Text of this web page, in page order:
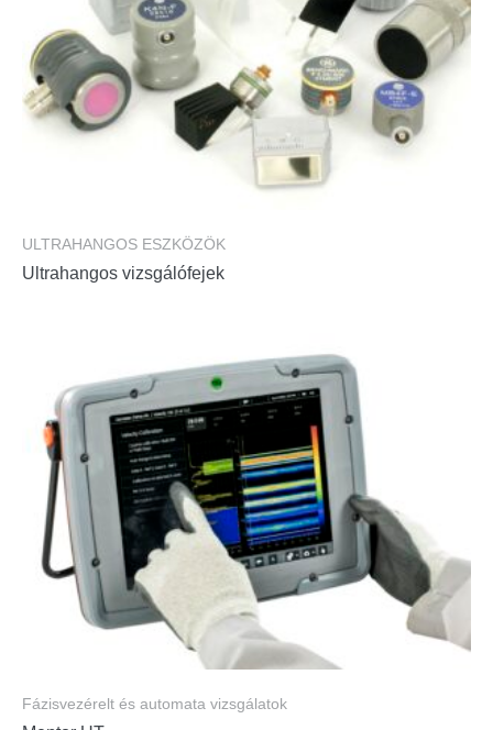
ULTRAHANGOS ESZKÖZÖK
Ultrahangos vizsgálófejek
Fázisvezérelt és automata vizsgálatok